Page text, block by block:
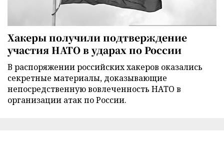
Хакеры получили подтверждение
участия НАТО в ударах по России
В распоряжении российских хакеров оказались
секретные материалы, доказывающие
непосредственную вовлеченность НАТО в
организации атак по России.